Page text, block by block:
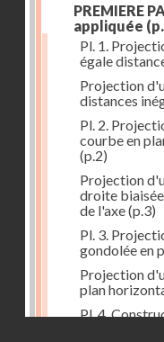
PREMIERE
appliquée
Pl. 1.
égale
Projection
distances
Pl. 2.
courbe en
(p.2)
Projection
droite
de l'axe(p.3)
Pl. 3.
gondolée en
Projection
plan
Pl. 4.